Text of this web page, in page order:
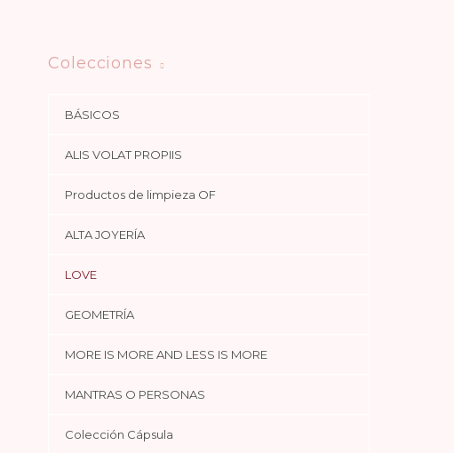
Colecciones
BÁSICOS
ALIS VOLAT PROPIIS
Productos de limpieza OF
ALTA JOYERÍA
LOVE
GEOMETRÍA
MORE IS MORE AND LESS IS MORE
MANTRAS O PERSONAS
Colección Cápsula